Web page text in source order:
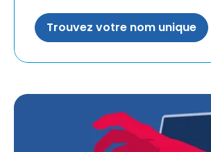
Trouvez votre nom unique